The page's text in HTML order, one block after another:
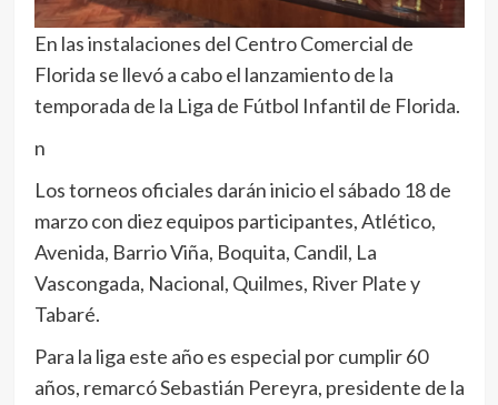
En las instalaciones del Centro Comercial de
Florida se llevó a cabo el lanzamiento de la
temporada de la Liga de Fútbol Infantil de Florida.
n
Los torneos oficiales darán inicio el sábado 18 de
marzo con diez equipos participantes, Atlético,
Avenida, Barrio Viña, Boquita, Candil, La
Vascongada, Nacional, Quilmes, River Plate y
Tabaré.
Para la liga este año es especial por cumplir 60
años, remarcó Sebastián Pereyra, presidente de la